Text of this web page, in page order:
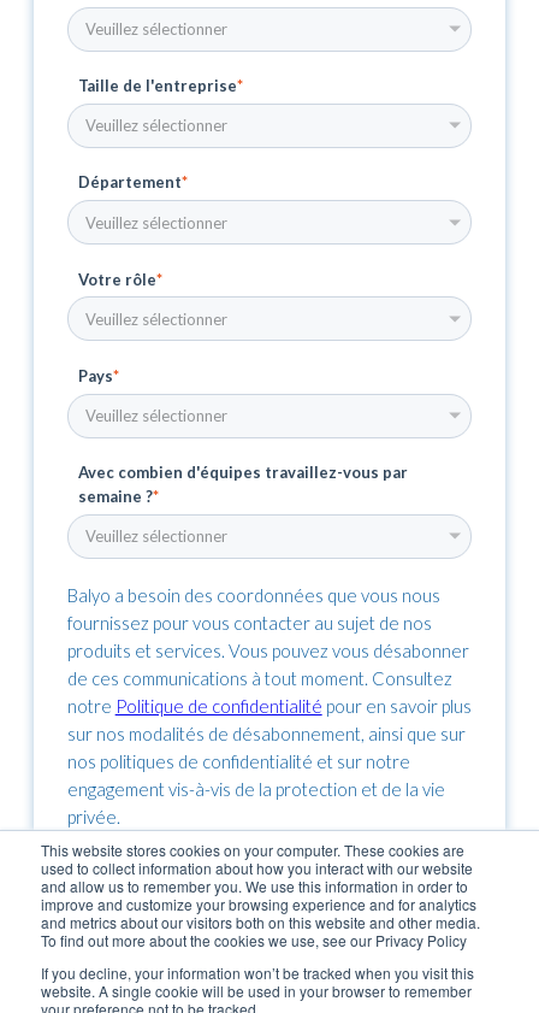
This website stores cookies on your computer. These cookies are
used to collect information about how you interact with our website
and allow us to remember you. We use this information in order to
improve and customize your browsing experience and for analytics
and metrics about our visitors both on this website and other media.
To find out more about the cookies we use, see our Privacy Policy
If you decline, your information won’t be tracked when you visit this
website. A single cookie will be used in your browser to remember
your preference not to be tracked.
Taille de l'entreprise*
Département*
Votre rôle*
Pays*
Avec combien d'équipes travaillez-vous par
semaine ?*
Balyo a besoin des coordonnées que vous nous
fournissez pour vous contacter au sujet de nos
produits et services. Vous pouvez vous désabonner
de ces communications à tout moment. Consultez
notre Politique de confidentialité pour en savoir plus
sur nos modalités de désabonnement, ainsi que sur
nos politiques de confidentialité et sur notre
engagement vis-à-vis de la protection et de la vie
privée.